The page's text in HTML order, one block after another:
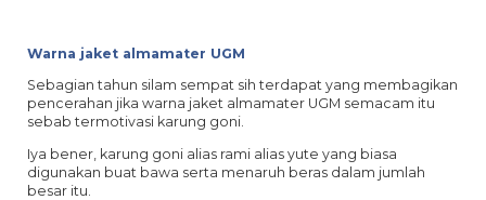
Warna jaket almamater UGM
Sebagian tahun silam sempat sih terdapat yang membagikan
pencerahan jika warna jaket almamater UGM semacam itu
sebab termotivasi karung goni.
Iya bener, karung goni alias rami alias yute yang biasa
digunakan buat bawa serta menaruh beras dalam jumlah
besar itu.